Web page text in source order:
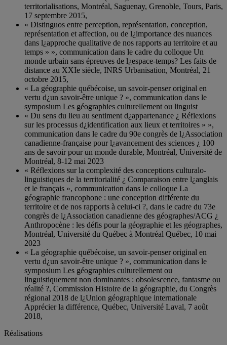
territorialisations, Montréal, Saguenay, Grenoble, Tours, Paris,
17 septembre 2015,
« Distinguos entre perception, représentation, conception,
représentation et affection, ou de l¿importance des nuances
dans l¿approche qualitative de nos rapports au territoire et au
temps » », communication dans le cadre du colloque Un
monde urbain sans épreuves de l¿espace-temps? Les faits de
distance au XXIe siècle, INRS Urbanisation, Montréal, 21
octobre 2015,
« La géographie québécoise, un savoir-penser original en
vertu d¿un savoir-être unique ? », communication dans le
symposium Les géographies culturellement ou linguist
« Du sens du lieu au sentiment d¿appartenance ¿ Réflexions
sur les processus d¿identification aux lieux et territoires » »,
communication dans le cadre du 90e congrès de l¿Association
canadienne-française pour l¿avancement des sciences ¿ 100
ans de savoir pour un monde durable, Montréal, Université de
Montréal, 8-12 mai 2023
« Réflexions sur la complexité des conceptions culturalo-
linguistiques de la territorialité ¿ Comparaison entre l¿anglais
et le français », communication dans le colloque La
géographie francophone : une conception différente du
territoire et de nos rapports à celui-ci ?, dans le cadre du 73e
congrès de l¿Association canadienne des géographes/ACG ¿
Anthropocène : les défis pour la géographie et les géographes,
Montréal, Université du Québec à Montréal Québec, 10 mai
2023
« La géographie québécoise, un savoir-penser original en
vertu d¿un savoir-être unique ? », communication dans le
symposium Les géographies culturellement ou
linguistiquement non dominantes : obsolescence, fantasme ou
réalité ?, Commission Histoire de la géographie, du Congrès
régional 2018 de l¿Union géographique internationale
Apprécier la différence, Québec, Université Laval, 7 août
2018,
Réalisations